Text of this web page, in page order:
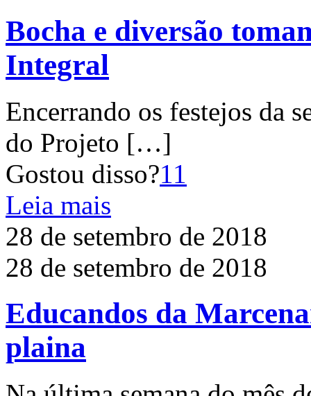
Bocha e diversão
Integral
Encerrando os festejos da
do Projeto […]
Gostou disso?11
Leia mais
28 de setembro de 2018
28 de setembro de 2018
Educandos da
plaina